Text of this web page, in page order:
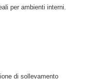
per ambienti interni.
di sollevamento